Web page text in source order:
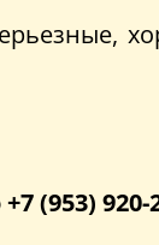
(953) 920-